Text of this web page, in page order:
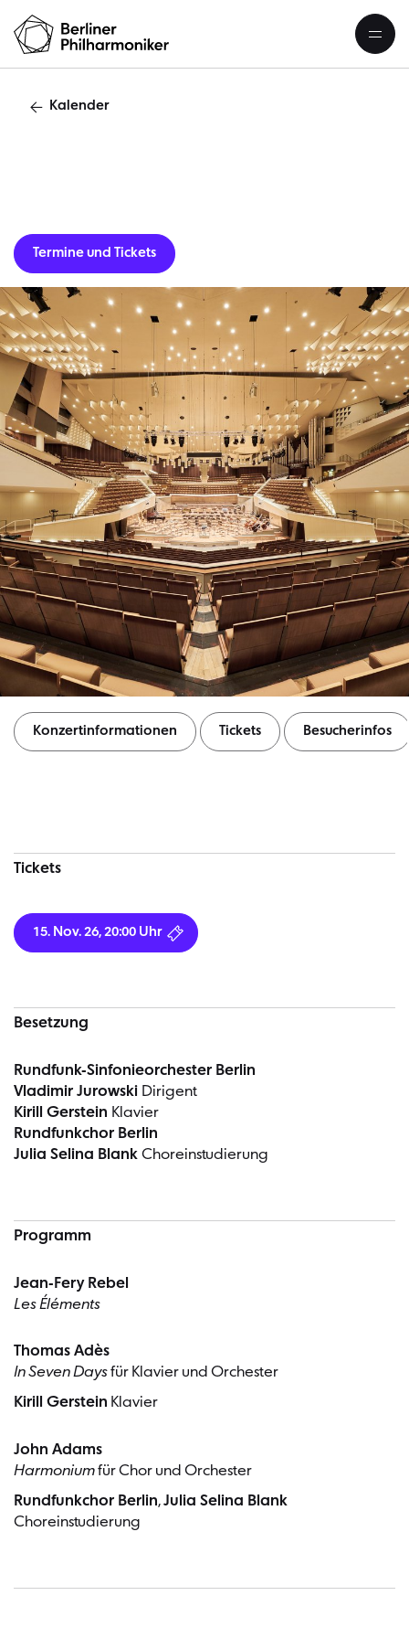
Kalender
Termine und Tickets
Konzertinformationen Tickets Besucherinfos
Tickets
15. Nov. 26, 20:00 Uhr
Besetzung
Rundfunk-Sinfonieorchester Berlin
Vladimir Jurowski Dirigent
Kirill Gerstein Klavier
Rundfunkchor Berlin
Julia Selina Blank Choreinstudierung
Programm
Jean-Fery Rebel
Les Éléments
Thomas Adès
In Seven Daysfür Klavier und Orchester
Kirill Gerstein Klavier
John Adams
Harmoniumfür Chor und Orchester
Rundfunkchor Berlin,Julia Selina Blank
Choreinstudierung